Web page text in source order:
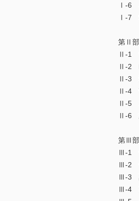
Ⅰ-6
Ⅰ-7
第Ⅱ
Ⅱ-1
Ⅱ-2
Ⅱ-3
Ⅱ-4
Ⅱ-5
Ⅱ-6
第Ⅲ
Ⅲ-1
Ⅲ-2
Ⅲ-3
Ⅲ-4